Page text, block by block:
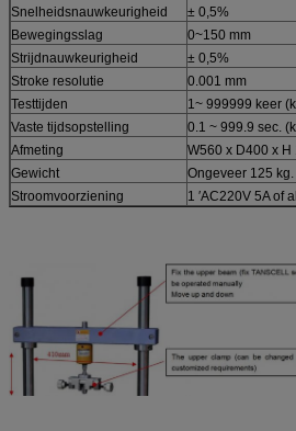
Snelheidsnauwkeurigheid
± 0,5%
Bewegingsslag
0~150 mm
Strijdnauwkeurigheid
± 0,5%
Stroke resolutie
0.001 mm
Testtijden
1~ 999999 keer
Vaste tijdsopstelling
0.1 ~ 999.9 sec.
Afmeting
W560 x D400 x H
Gewicht
Ongeveer 125 kg.
Stroomvoorziening
1 ′AC220V 5A of